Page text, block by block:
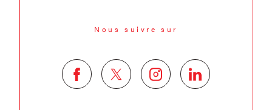
Nous suivre sur